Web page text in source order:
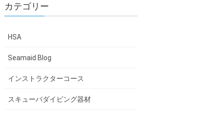
カテゴリー
HSA
Seamaid Blog
インストラクターコース
スキューバダイビング器材